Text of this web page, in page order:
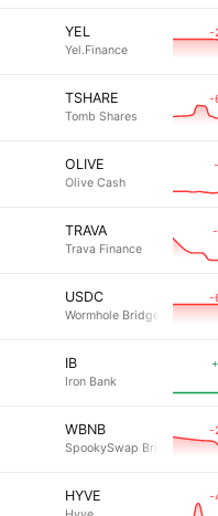
YEL
Yel.Finance
-
TSHARE
Tomb Shares
-
OLIVE
Olive Cash
TRAVA
Trava Finance
USDC
Wormhole Bridged USDC
-
IB
Iron Bank
WBNB
SpookySwap Bridged
-
HYVE -